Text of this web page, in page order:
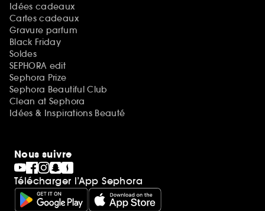
Idées cadeaux
Cartes cadeaux
Gravure parfum
Black Friday
Soldes
SEPHORA edit
Sephora Prize
Sephora Beautiful Club
Clean at Sephora
Idées & Inspirations Beauté
Nous suivre
Télécharger l’App Sephora